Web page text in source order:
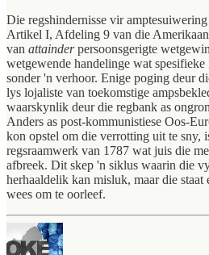
Die regshindernisse vir
Artikel I, Afdeling 9 van die
van attainderpersoonsgerigte
wetgewende handelinge wat
sonder 'n verhoor. Enige poging deur
lys lojaliste van toekomstige
waarskynlik deur die regbank as
Anders as post-kommunistiese Oos-
kon opstel om die verrotting uit te sny,
regsraamwerk van 1787 wat juis die
afbreek. Dit skep 'n siklus waarin die
herhaaldelik kan misluk, maar die staat
wees om te oorleef.